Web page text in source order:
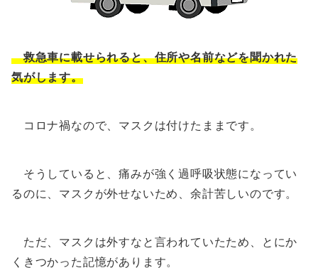
救急車に載せられると、住所や名前などを聞かれた
気がします。
コロナ禍なので、マスクは付けたままです。
そうしていると、痛みが強く過呼吸状態になってい
るのに、マスクが外せないため、余計苦しいのです。
ただ、マスクは外すなと言われていたため、とにか
くきつかった記憶があります。